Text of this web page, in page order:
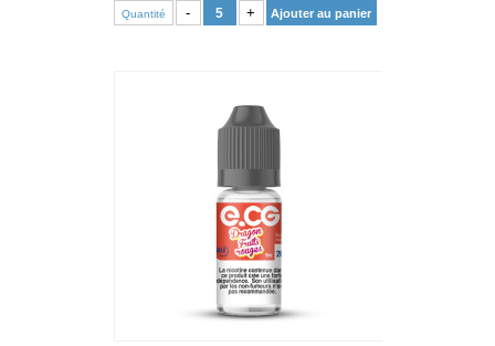
Quantité - + Ajouter au panier